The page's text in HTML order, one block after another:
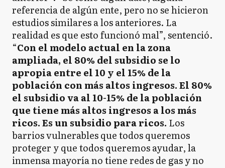
referencia de algún ente, pero no se hicieron
estudios similares a los anteriores. La
realidad es que esto funcionó mal”, sentenció.
“Con el modelo actual en la zona
ampliada, el 80% del subsidio se lo
apropia entre el 10 y el 15% de la
población con más altos ingresos. El 80%
el subsidio va al 10-15% de la población
que tiene más altos ingresos a los más
ricos. Es un subsidio para ricos. Los
barrios vulnerables que todos queremos
proteger y que todos queremos ayudar, la
inmensa mayoría no tiene redes de gas y no